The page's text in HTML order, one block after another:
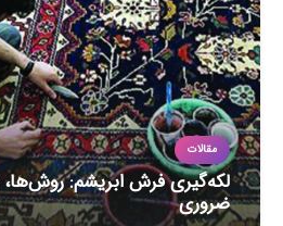
مقالات
لکه‌گیری فرش ابریشم:
ضروری